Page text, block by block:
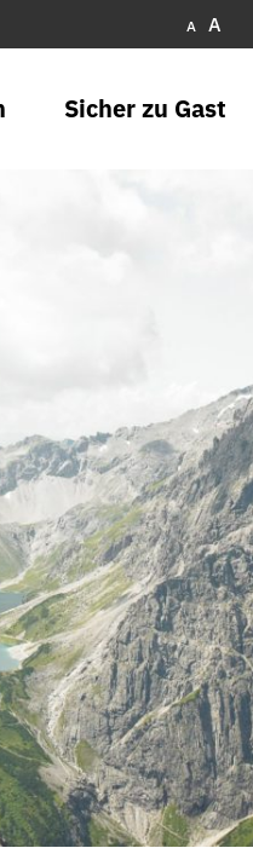
A A
Sicher zu Gast